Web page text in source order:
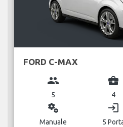
FORD C-MAX
group
5
business_center
4
miscellaneous_services
Manuale
login
5